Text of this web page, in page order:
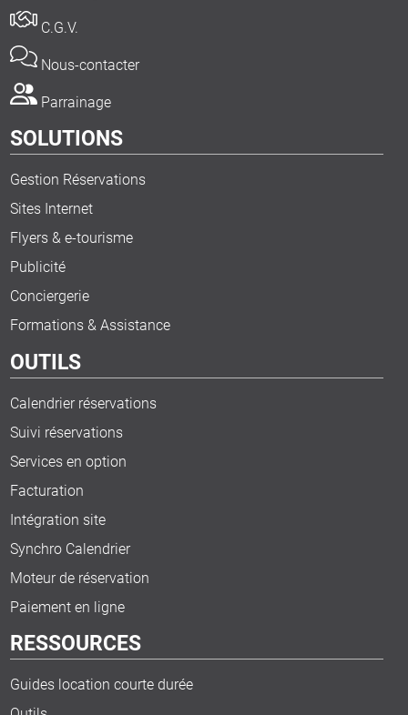
C.G.V.
Nous-contacter
Parrainage
SOLUTIONS
Gestion Réservations
Sites Internet
Flyers & e-tourisme
Publicité
Conciergerie
Formations & Assistance
OUTILS
Calendrier réservations
Suivi réservations
Services en option
Facturation
Intégration site
Synchro Calendrier
Moteur de réservation
Paiement en ligne
RESSOURCES
Guides location courte durée